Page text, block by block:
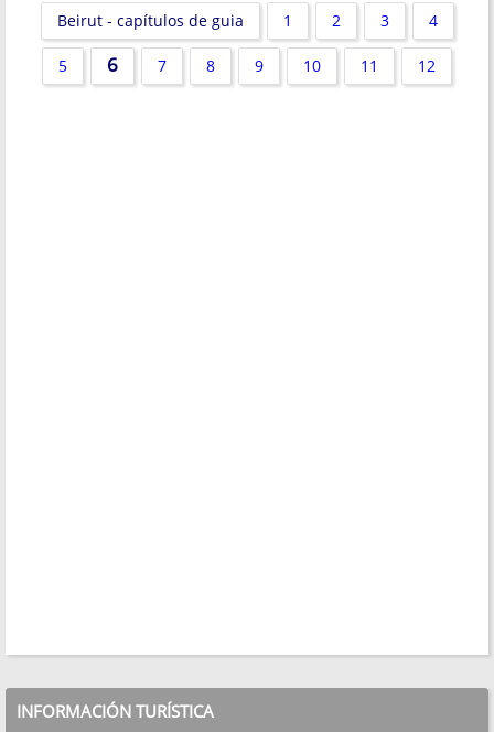
Beirut - capítulos de guia 1 2 3 4
5 6 7 8 9 10 11 12
INFORMACIÓN TURÍSTICA